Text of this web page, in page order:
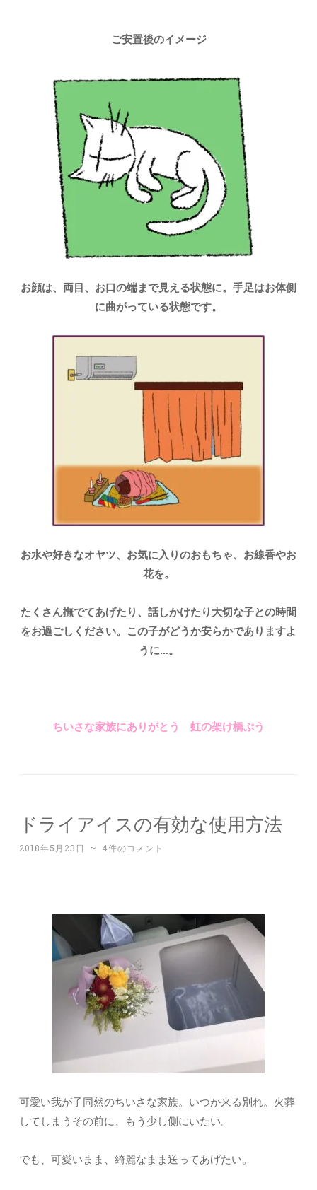
ご安置後のイメージ
お顔は、両目、お口の端まで見える状態に。手足はお体側
に曲がっている状態です。
お水や好きなオヤツ、お気に入りのおもちゃ、お線香やお
花を。
たくさん撫でてあげたり、話しかけたり大切な子との時間
をお過ごしください。この子がどうか安らかでありますよ
うに…。
ちいさな家族にありがとう 虹の架け橋ぷう
ドライアイスの有効な使用方法
2018年5月23日 ~ 4件のコメント
可愛い我が子同然のちいさな家族。いつか来る別れ。火葬
してしまうその前に、もう少し側にいたい。
でも、可愛いまま、綺麗なまま送ってあげたい。